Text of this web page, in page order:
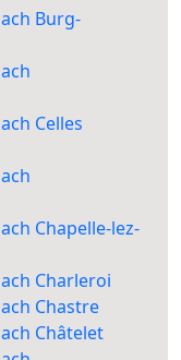
Burg-
Celles
Chapelle-lez-
Charleroi
Chastre
Châtelet